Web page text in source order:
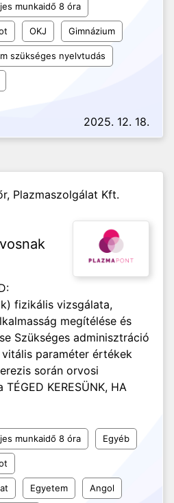
munkaidő 8 óra
OKJ Gimnázium
szükséges nyelvtudás
2025. 12. 18.
Plazmaszolgálat Kft.
fizikális vizsgálata,
megítélése és
Szükséges adminisztráció
paraméter értékek
során orvosi
KERESÜNK, HA
munkaidő 8 óra Egyéb
Egyetem Angol